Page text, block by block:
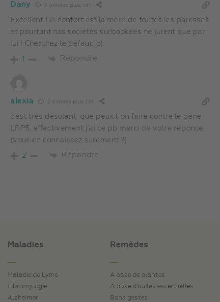
Dany 5 années plus tôt
Excellent ! le confort est la mère de toutes les paresses
et pourtant nos sociétés surbookées ne jurent que par
lui ! Cherchez le défaut :o)
1 Répondre
alexia 5 années plus tôt
c’est très désolant, que peux t on faire contre le gène
LRP5, effectivement j’ai ce pb.merci de votre réponse,
(vous en connaissez surement ?)
2 Répondre
Maladies
Maladie de Lyme
Fibromyalgie
Alzheimer
Remèdes
A base de plantes
A base d'huiles essentielles
Bons gestes